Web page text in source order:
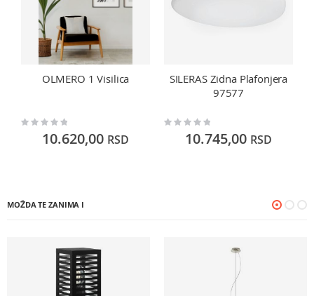
OLMERO 1 Visilica
Rating:
10.620,00 RSD
SILERAS Zidna Plafonjera
97577
Rating:
10.745,00 RSD
MOŽDA TE ZANIMA I